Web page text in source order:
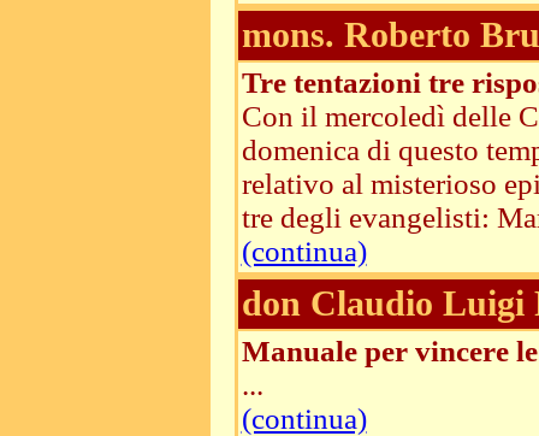
mons. Roberto
Tre tentazioni tre
Con il mercoledì delle
domenica di questo
relativo al misterioso
tre degli evangelisti:
(continua)
don Claudio Luigi
Manuale per vincere
...
(continua)